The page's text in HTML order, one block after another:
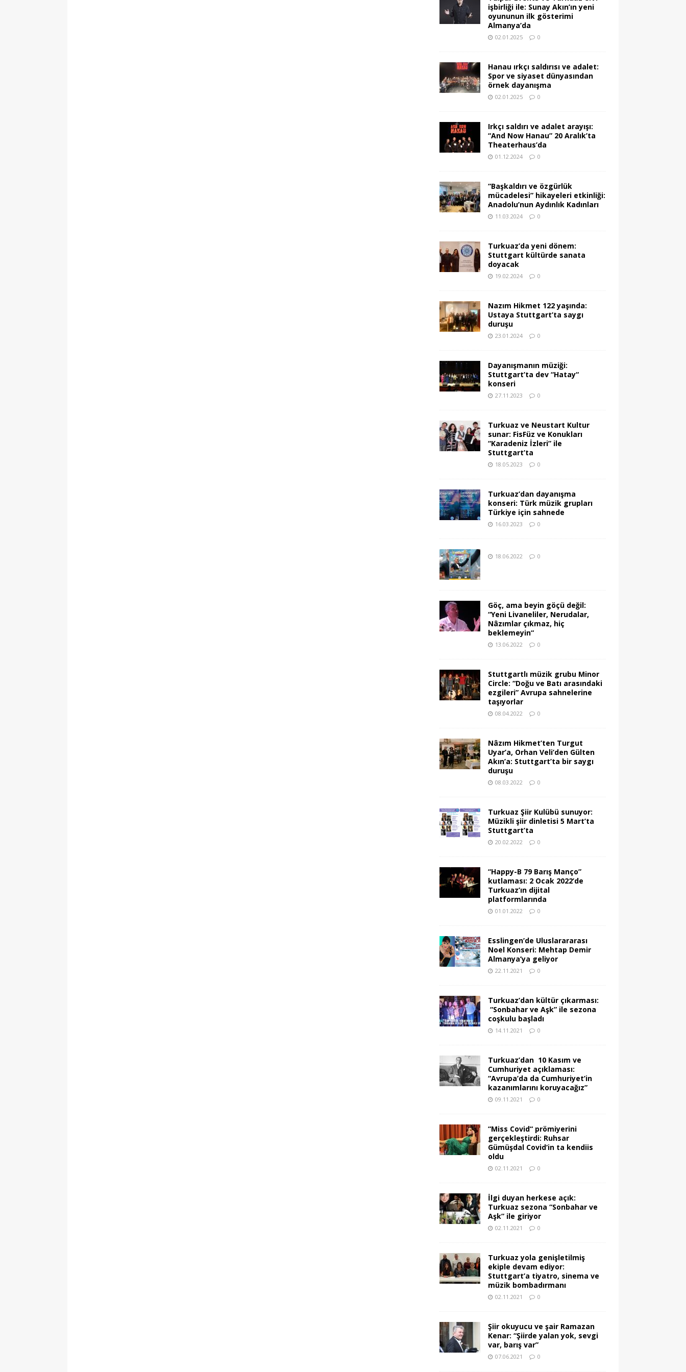
işbirliği ile: Sunay Akın’ın yeni
oyununun ilk gösterimi
Almanya’da
02.01.2025 0
Hanau ırkçı saldırısı ve adalet:
Spor ve siyaset dünyasından
örnek dayanışma
02.01.2025 0
Irkçı saldırı ve adalet arayışı:
“And Now Hanau” 20 Aralık’ta
Theaterhaus’da
01.12.2024 0
“Başkaldırı ve özgürlük
mücadelesi” hikayeleri etkinliği:
Anadolu’nun Aydınlık Kadınları
11.03.2024 0
Turkuaz’da yeni dönem:
Stuttgart kültürde sanata
doyacak
19.02.2024 0
Nazım Hikmet 122 yaşında:
Ustaya Stuttgart’ta saygı
duruşu
23.01.2024 0
Dayanışmanın müziği:
Stuttgart’ta dev “Hatay“
konseri
27.11.2023 0
Turkuaz ve Neustart Kultur
sunar: FisFüz ve Konukları
“Karadeniz İzleri” ile
Stuttgart’ta
18.05.2023 0
Turkuaz’dan dayanışma
konseri: Türk müzik grupları
Türkiye için sahnede
16.03.2023 0
18.06.2022 0
Göç, ama beyin göçü değil:
“Yeni Livaneliler, Nerudalar,
Nâzımlar çıkmaz, hiç
beklemeyin“
13.06.2022 0
Stuttgartlı müzik grubu Minor
Circle: “Doğu ve Batı arasındaki
ezgileri” Avrupa sahnelerine
taşıyorlar
08.04.2022 0
Nâzım Hikmet’ten Turgut
Uyar’a, Orhan Veli’den Gülten
Akın’a: Stuttgart’ta bir saygı
duruşu
08.03.2022 0
Turkuaz Şiir Kulübü sunuyor:
Müzikli şiir dinletisi 5 Mart’ta
Stuttgart’ta
20.02.2022 0
“Happy-B 79 Barış Manço”
kutlaması: 2 Ocak 2022’de
Turkuaz’ın dijital
platformlarında
01.01.2022 0
Esslingen’de Uluslarararası
Noel Konseri: Mehtap Demir
Almanya’ya geliyor
22.11.2021 0
Turkuaz’dan kültür çıkarması:
“Sonbahar ve Aşk” ile sezona
coşkulu başladı
14.11.2021 0
Turkuaz’dan 10 Kasım ve
Cumhuriyet açıklaması:
“Avrupa’da da Cumhuriyet’in
kazanımlarını koruyacağız”
09.11.2021 0
“Miss Covid“ prömiyerini
gerçekleştirdi: Ruhsar
Gümüşdal Covid‘in ta kendiis
oldu
02.11.2021 0
İlgi duyan herkese açık:
Turkuaz sezona “Sonbahar ve
Aşk” ile giriyor
02.11.2021 0
Turkuaz yola genişletilmiş
ekiple devam ediyor:
Stuttgart’a tiyatro, sinema ve
müzik bombadırmanı
02.11.2021 0
Şiir okuyucu ve şair Ramazan
Kenar: “Şiirde yalan yok, sevgi
var, barış var”
07.06.2021 0